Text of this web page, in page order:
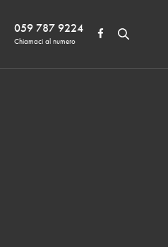
059 787 9224
Chiamaci al numero